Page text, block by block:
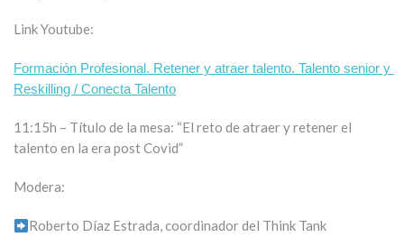
Link Youtube:
Formación Profesional. Retener y atraer talento. Talento senior y
Reskilling / Conecta Talento
11:15h – Título de la mesa: “El reto de atraer y retener el
talento en la era post Covid”
Modera:
Roberto Díaz Estrada, coordinador del Think Tank